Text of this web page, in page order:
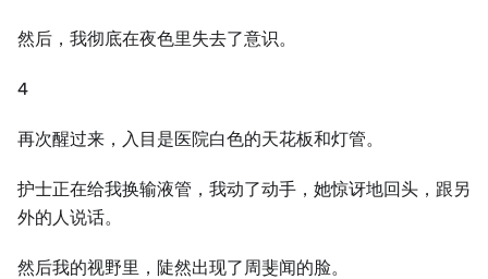
然后，我彻底在夜色里失去了意识。
4
再次醒过来，入目是医院白色的天花板和灯管。
护士正在给我换输液管，我动了动手，她惊讶地回头，跟另
外的人说话。
然后我的视野里，陡然出现了周斐闻的脸。